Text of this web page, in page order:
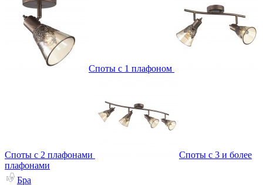
Споты с 1 плафоном
Споты с 2 плафонами
Споты с 3 и более
плафонами
Бра